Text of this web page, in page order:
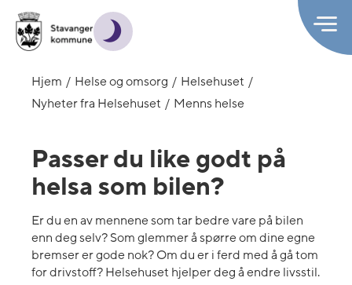
Hjem Helse og omsorg
Helsehuset
Nyheter fra Helsehuset
Menns helse
Passer du like godt på
helsa som bilen?
Er du en av mennene som tar bedre vare på bilen
enn deg selv? Som glemmer å spørre om dine egne
bremser er gode nok? Om du er i ferd med å gå tom
for drivstoff? Helsehuset hjelper deg å endre livsstil.